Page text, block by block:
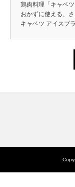
鶏肉料理「キャベ
おかずに使える、
キャベツ アイスプ